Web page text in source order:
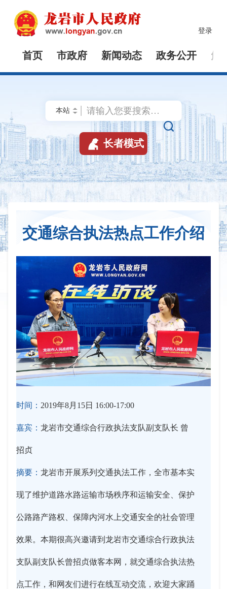
登录
首页 市政府 新闻动态 政务公开 解

 长者模式
交通综合执法热点工作介绍
时间： 2019年8月15日 16:00-17:00
嘉宾： 龙岩市交通综合行政执法支队副支队长 曾
招贞
摘要： 龙岩市开展系列交通执法工作，全市基本实
现了维护道路水路运输市场秩序和运输安全、保护
公路路产路权、保障内河水上交通安全的社会管理
效果。本期很高兴邀请到龙岩市交通综合行政执法
支队副支队长曾招贞做客本网，就交通综合执法热
点工作，和网友们进行在线互动交流，欢迎大家踊